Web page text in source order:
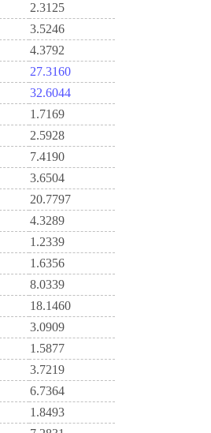
2.3125
3.5246
4.3792
27.3160
32.6044
1.7169
2.5928
7.4190
3.6504
20.7797
4.3289
1.2339
1.6356
8.0339
18.1460
3.0909
1.5877
3.7219
6.7364
1.8493